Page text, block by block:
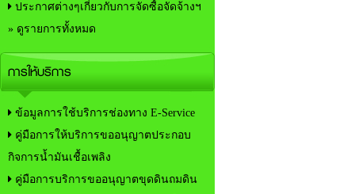
ประกาศต่างๆเกี่ยวกับการจัดซื้อจัดจ้างฯ
» ดูรายการทั้งหมด
การให้บริการ
ข้อมูลการใช้บริการช่องทาง E-Service
คู่มือการให้บริการขออนุญาตประกอบ
กิจการน้ำมันเชื้อเพลิง
คู่มือการบริการขออนุญาตขุดดินถมดิน